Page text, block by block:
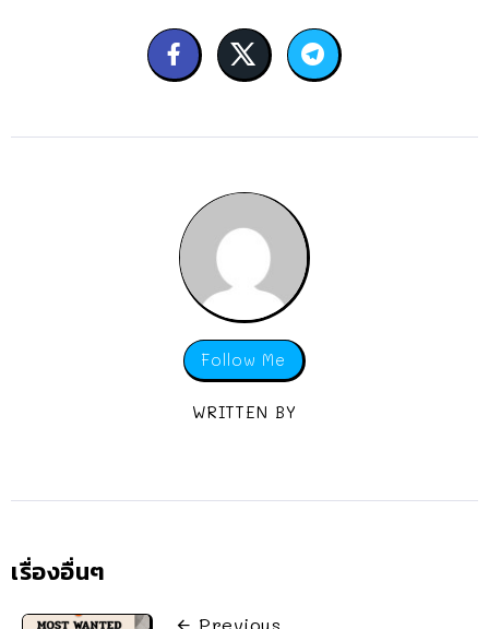
Follow Me
WRITTEN BY
เรื่องอื่นๆ
Previous